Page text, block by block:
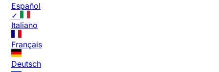
Español
✓
Italiano
Français
Deutsch